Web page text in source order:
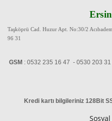
Ersin
Taşköprü Cad. Huzur Apt. No:30/2
96 31
GSM : 0532 235 16 47 - 0530
Kredi kartı bilgileriniz 128Bit